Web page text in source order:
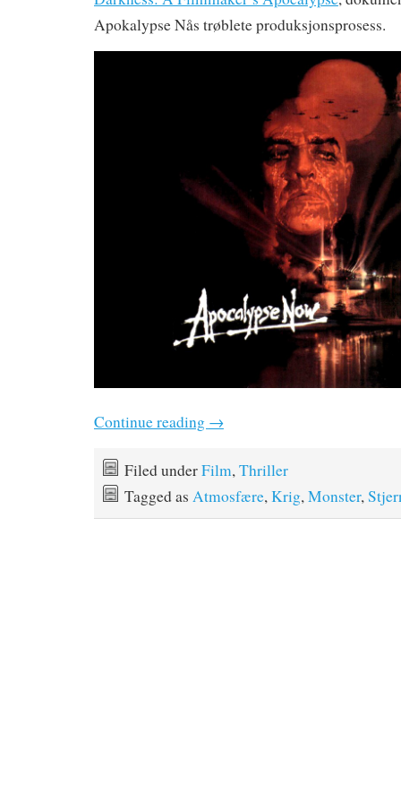
Apokalypse Nås trøblete produksjonsprosess.
Continue reading →
Filed underFilm, Thriller
Tagged as Atmosfære, Krig, Monster,